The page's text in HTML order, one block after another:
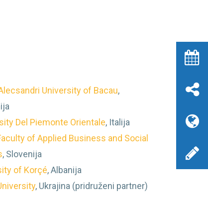
University of Bacau,
Del Piemonte Orientale, Italija
of Applied Business and Social
, Slovenija
of Korçé, Albanija
, Ukrajina (pridruženi partner)